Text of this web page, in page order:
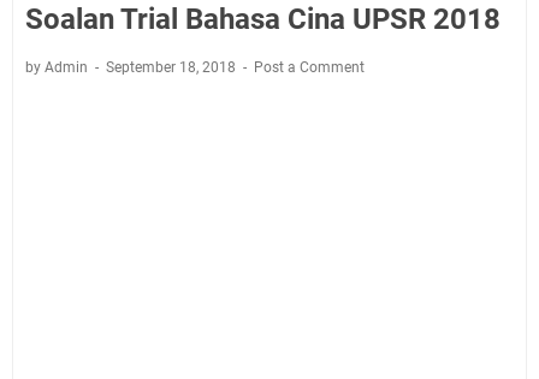
Soalan Trial Bahasa Cina UPSR 2018
by Admin September 18, 2018 Post a Comment